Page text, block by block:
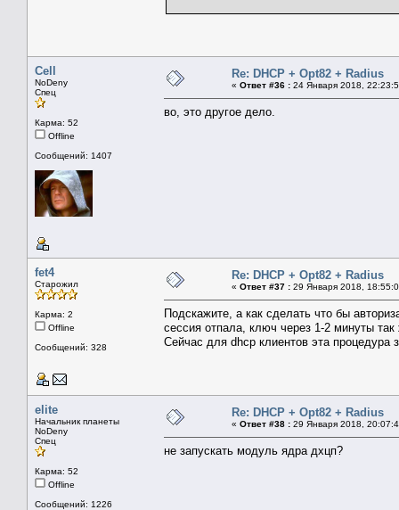
Cell
NoDeny
Спец
Карма: 52
Offline
Сообщений: 1407
Re: DHCP + Opt82 + Radius
« Ответ #36 : 24 Января 2018,
во, это другое дело.
fet4
Старожил
Карма: 2
Offline
Сообщений: 328
Re: DHCP + Opt82 + Radius
« Ответ #37 : 29 Января 2018,
Подскажите, а как сделать что бы
сессия отпала, ключ через 1-2 минуты так
Сейчас для dhcp клиентов эта процедура
elite
Начальник планеты
NoDeny
Спец
Карма: 52
Offline
Сообщений: 1226
Re: DHCP + Opt82 + Radius
« Ответ #38 : 29 Января 2018,
не запускать модуль ядра дхцп?